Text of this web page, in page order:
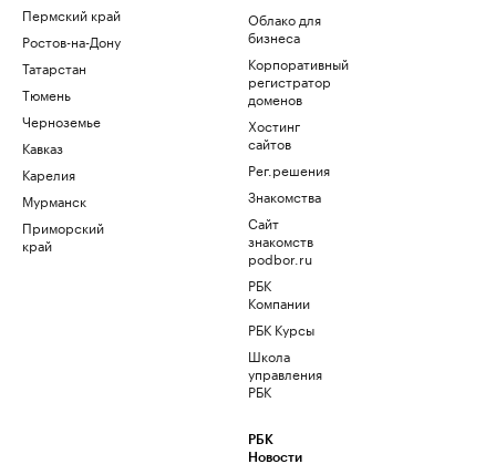
Пермский край
Ростов-на-Дону
Татарстан
Тюмень
Черноземье
Кавказ
Карелия
Мурманск
Приморский
край
Облако для
бизнеса
Корпоративный
регистратор
доменов
Хостинг
сайтов
Рег.решения
Знакомства
Сайт
знакомств
podbor.ru
РБК
Компании
РБК Курсы
Школа
управления
РБК
РБК
Новости